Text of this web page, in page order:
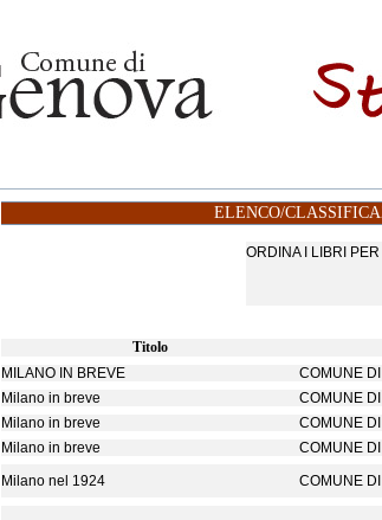
ELENCO/
ORDINA I LIBRI
Titolo
MILANO IN BREVE
COMUNE
Milano in breve
COMUNE
Milano in breve
COMUNE
Milano in breve
COMUNE
Milano nel 1924
COMUNE